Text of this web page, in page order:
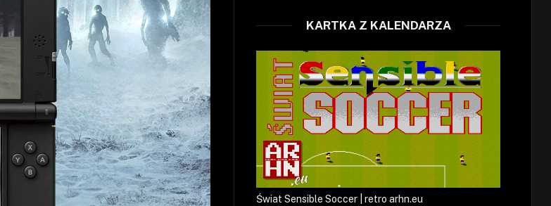
KARTKA Z KALENDARZA
Świat Sensible Soccer | retro arhn.eu